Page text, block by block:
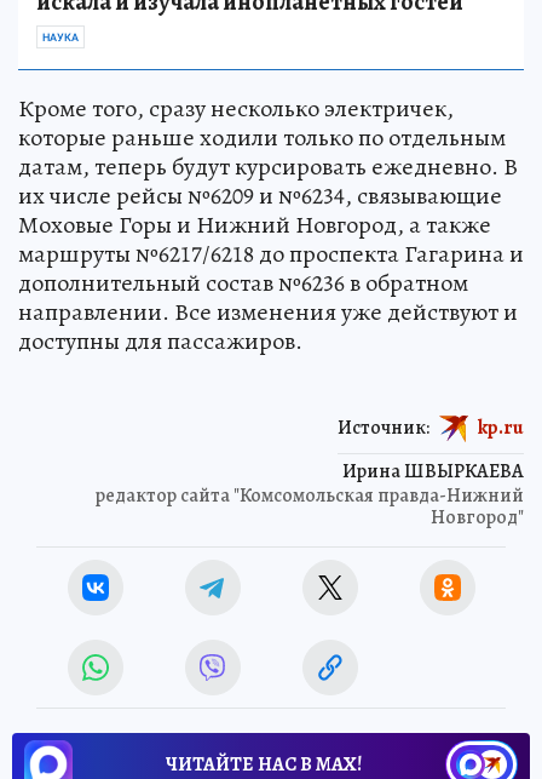
НАУКА
Кроме того, сразу несколько электричек,
которые раньше ходили только по отдельным
датам, теперь будут курсировать ежедневно. В
их числе рейсы №6209 и №6234, связывающие
Моховые Горы и Нижний Новгород, а также
маршруты №6217/6218 до проспекта Гагарина и
дополнительный состав №6236 в обратном
направлении. Все изменения уже действуют и
доступны для пассажиров.
Ирина ШВЫРКАЕВА
редактор сайта "Комсомольская правда-Нижний
Новгород"
Источник: kp.ru
ЧИТАЙТЕ НАС В МАХ!